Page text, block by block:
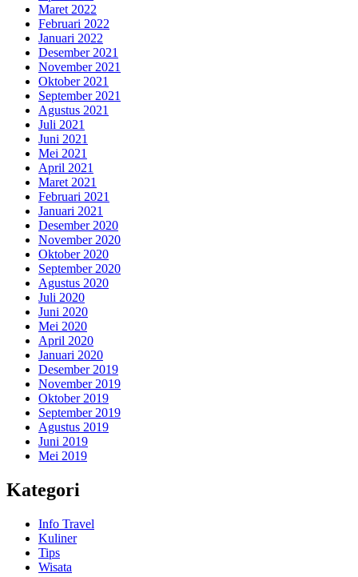
Maret 2022
Februari 2022
Januari 2022
Desember 2021
November 2021
Oktober 2021
September 2021
Agustus 2021
Juli 2021
Juni 2021
Mei 2021
April 2021
Maret 2021
Februari 2021
Januari 2021
Desember 2020
November 2020
Oktober 2020
September 2020
Agustus 2020
Juli 2020
Juni 2020
Mei 2020
April 2020
Januari 2020
Desember 2019
November 2019
Oktober 2019
September 2019
Agustus 2019
Juni 2019
Mei 2019
Kategori
Info Travel
Kuliner
Tips
Wisata